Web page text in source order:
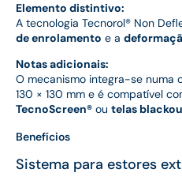
Elemento distintivo:
A tecnologia Tecnorol® Non
de enrolamento e a
Notas adicionais:
O mecanismo integra-se numa
130 × 130 mm e é compatível
TecnoScreen® ou telas
Benefícios
Sistema para estores